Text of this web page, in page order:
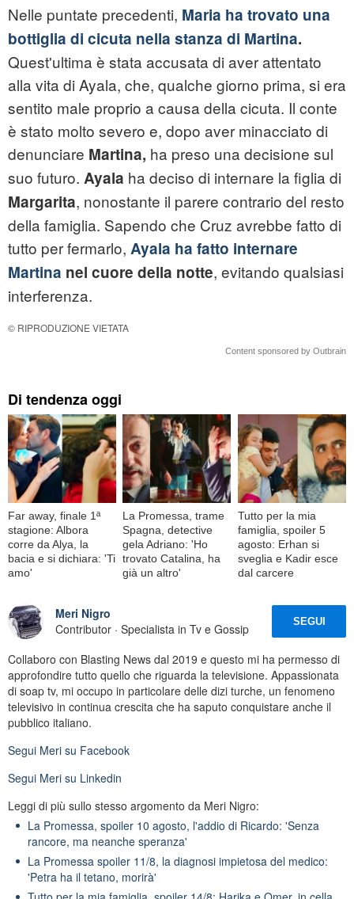
Nelle puntate precedenti, Maria ha trovato una
bottiglia di cicuta nella stanza di Martina.
Quest'ultima è stata accusata di aver attentato
alla vita di Ayala, che, qualche giorno prima, si era
sentito male proprio a causa della cicuta. Il conte
è stato molto severo e, dopo aver minacciato di
denunciare Martina, ha preso una decisione sul
suo futuro. Ayala ha deciso di internare la figlia di
Margarita, nonostante il parere contrario del resto
della famiglia. Sapendo che Cruz avrebbe fatto di
tutto per fermarlo, Ayala ha fatto internare
Martina nel cuore della notte, evitando qualsiasi
interferenza.
© RIPRODUZIONE VIETATA
Content sponsored by Outbrain
Di tendenza oggi
Far away, finale 1ª
stagione: Albora
corre da Alya, la
bacia e si dichiara: 'Ti
amo'
La Promessa, trame
Spagna, detective
gela Adriano: 'Ho
trovato Catalina, ha
già un altro'
Tutto per la mia
famiglia, spoiler 5
agosto: Erhan si
sveglia e Kadir esce
dal carcere
Meri Nigro
Contributor · Specialista in Tv e Gossip
SEGUI
Collaboro con Blasting News dal 2019 e questo mi ha permesso di
approfondire tutto quello che riguarda la televisione. Appassionata
di soap tv, mi occupo in particolare delle dizi turche, un fenomeno
televisivo in continua crescita che ha saputo conquistare anche il
pubblico italiano.
Segui Meri su Facebook
Segui Meri su Linkedin
Leggi di più sullo stesso argomento da Meri Nigro:
La Promessa, spoiler 10 agosto, l'addio di Ricardo: 'Senza
rancore, ma neanche speranza'
La Promessa spoiler 11/8, la diagnosi impietosa del medico:
'Petra ha il tetano, morirà'